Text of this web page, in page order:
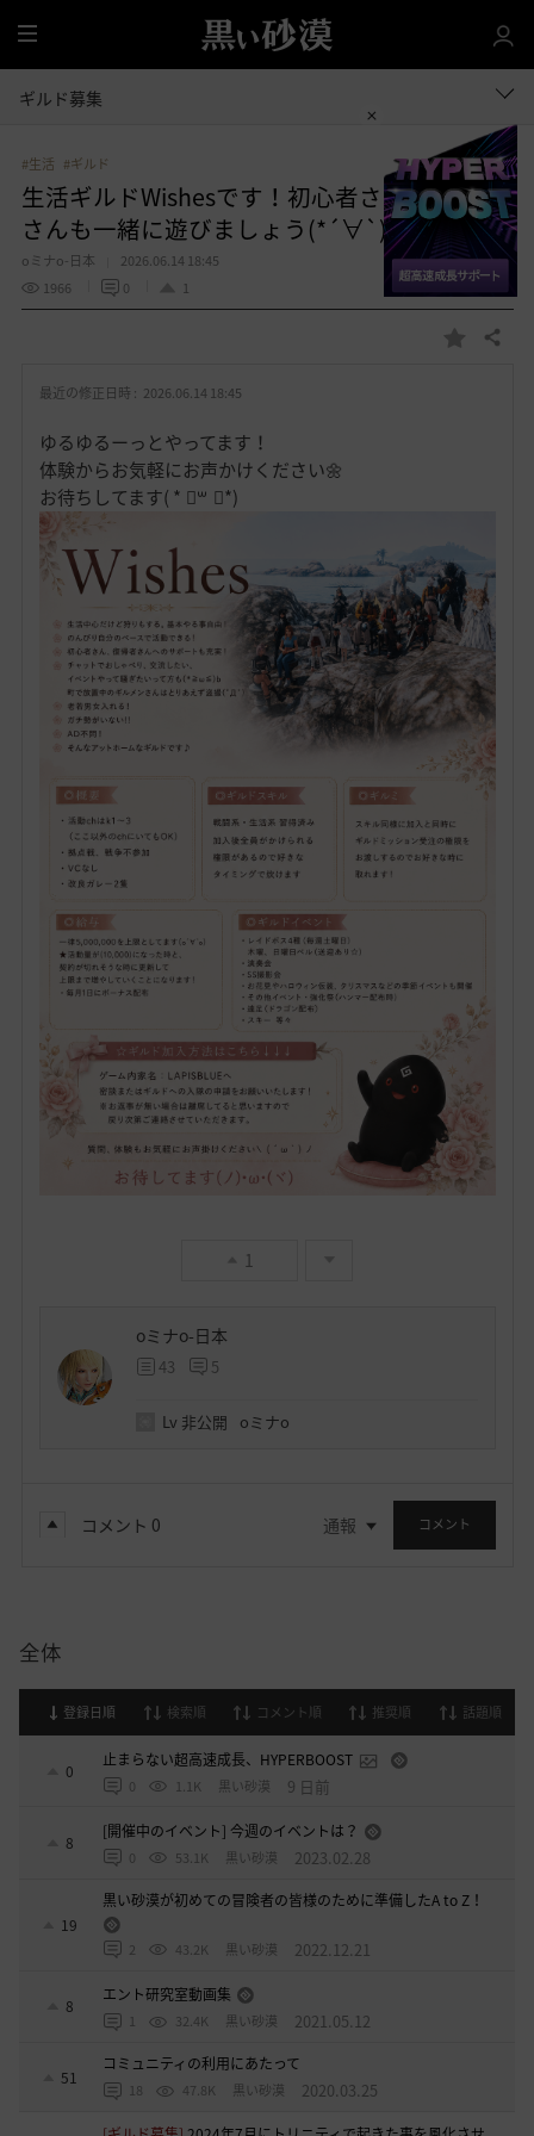
全
体
ギルド募集
#生活 #ギルド
生活ギルドWishesです！初心者さん、復帰者
さんも一緒に遊びましょう(*´∀`)ﾉ
oミナo-日本
2026.06.14 18:45
1966
0 1
お 共有する
最近の修正日時 : 2026.06.14 18:45
ゆるゆるーっとやってます！
体験からお気軽にお声かけください🌼
お待ちしてます( * ॑꒳ ॑*)
1
oミナo-日本
43 5
Lv 非公開 oミナo
コメント 0 通報 コメント
全体
登録日順 検索順 コメント順 推奨順 話題順
0
止まらない超高速成長、HYPERBOOST
0 1.1K 黒い砂漠 9 日前
8
[開催中のイベント] 今週のイベントは？
0 53.1K 黒い砂漠 2023.02.28
19
黒い砂漠が初めての冒険者の皆様のために準備したA to Z！
2 43.2K 黒い砂漠 2022.12.21
8
エント研究室動画集
1 32.4K 黒い砂漠 2021.05.12
51
コミュニティの利用にあたって
18 47.8K 黒い砂漠 2020.03.25